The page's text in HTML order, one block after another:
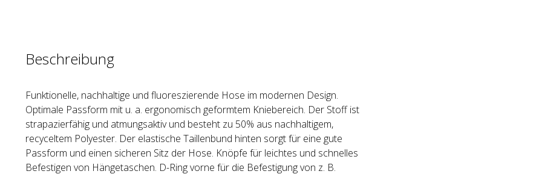
Beschreibung
Funktionelle, nachhaltige und fluoreszierende Hose im modernen Design.
Optimale Passform mit u. a. ergonomisch geformtem Kniebereich. Der Stoff ist
strapazierfähig und atmungsaktiv und besteht zu 50% aus nachhaltigem,
recyceltem Polyester. Der elastische Taillenbund hinten sorgt für eine gute
Passform und einen sicheren Sitz der Hose. Knöpfe für leichtes und schnelles
Befestigen von Hängetaschen. D-Ring vorne für die Befestigung von z. B.